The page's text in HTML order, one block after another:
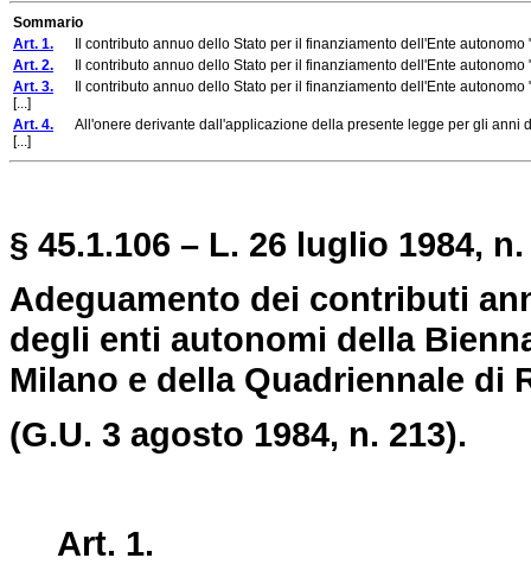
Sommario
Art. 1. Il contributo annuo dello Stato per il finanziamento dell'Ente autonomo
Art. 2. Il contributo annuo dello Stato per il finanziamento dell'Ente
Art. 3. Il contributo annuo dello Stato per il finanziamento dell'Ente autonomo
[...]
Art. 4. All'onere derivante dall'applicazione della presente legge per gli anni
[...]
§ 45.1.106 – L. 26 luglio 1984, n.
Adeguamento dei contributi
degli enti autonomi della
Milano e della Quadriennale di
(G.U. 3 agosto 1984, n. 213).
Art. 1.